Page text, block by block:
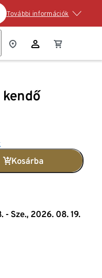
További információk
Kosárba
- Sze., 2026. 08. 19.